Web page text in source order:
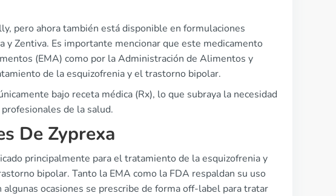
pero ahora también está disponible en formulaciones
y Zentiva. Es importante mencionar que este medicamento
(EMA) como por la Administración de Alimentos y
de la esquizofrenia y el trastorno bipolar.
bajo receta médica (Rx), lo que subraya la necesidad
de la salud.
De Zyprexa
principalmente para el tratamiento de la esquizofrenia y
bipolar. Tanto la EMA como la FDA respaldan su uso
ocasiones se prescribe de forma off-label para tratar